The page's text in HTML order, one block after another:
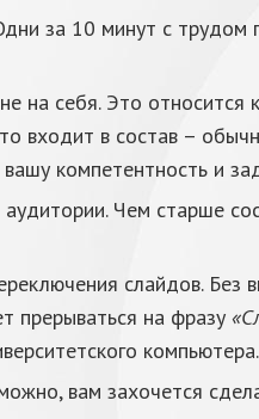
за 10 минут с
на себя. Это относится
входит в состав –
компетентность и
Чем старше
слайдов.
прерываться на фразу
компьютера.
вам захочется